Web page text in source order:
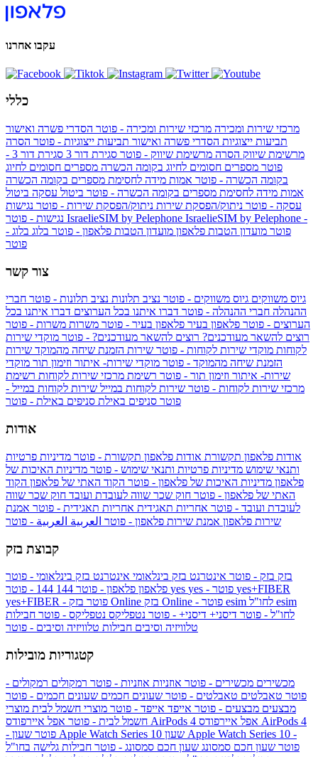
עקבו אחרנו
כללי
מרכזי שירות ומכירה מרכזי שירות ומכירה - פוטר הסדרי פשרה ואישור
תביעות ייצוגיות הסדרי פשרה ואישור תביעות ייצוגיות - פוטר הסרה
מרשימת שיווק הסרה מרשימת שיווק - פוטר סגירת דור 3
סגירת דור 3 -
פוטר מספרים חסומים לחיוג בקומה הכשרה מספרים חסומים לחיוג
בקומה הכשרה - פוטר אמות מידה לחסימת מספרים בקומה הכשרה
אמות מידה לחסימת מספרים בקומה הכשרה - פוטר ביטול עסקה ביטול
עסקה - פוטר ניתוק/הפסקת שירות ניתוק/הפסקת שירות - פוטר נגישות
IsraelieSIM by Pelephone IsraelieSIM by Pelephone -
פוטר מועדון הטבות פלאפון מועדון הטבות פלאפון - פוטר בלוג בלוג -
פוטר
צור קשר
גיוס משווקים גיוס משווקים - פוטר נציב תלונות נציב תלונות - פוטר חברי
ההנהלה חברי ההנהלה - פוטר דברו איתנו בכל הערוצים דברו איתנו בכל
הערוצים - פוטר פלאפון בעיר פלאפון בעיר - פוטר משרות משרות - פוטר
רוצים להשאר מעודכנים? רוצים להשאר מעודכנים? - פוטר מוקדי שירות
לקוחות מוקדי שירות לקוחות - פוטר שירות הזמנת שיחה מהמוקד שירות
הזמנת שיחה מהמוקד - פוטר מוקדי שירות- איתור וזימון תור מוקדי
שירות- איתור וזימון תור - פוטר רשימת מרכזי שירות לקוחות רשימת
מרכזי שירות לקוחות - פוטר שירות לקוחות במייל שירות לקוחות במייל -
פוטר סניפים באילת סניפים באילת - פוטר
אודות
אודות פלאפון תקשורת אודות פלאפון תקשורת - פוטר מדיניות פרטיות
ותנאי שימוש מדיניות פרטיות ותנאי שימוש - פוטר מדיניות האיכות של
פלאפון מדיניות האיכות של פלאפון - פוטר הקוד האתי של פלאפון הקוד
האתי של פלאפון - פוטר חוק שכר שווה לעובדת ועובד חוק שכר שווה
לעובדת ועובד - פוטר אחריות תאגידית אחריות תאגידית - פוטר אמנת
שירות פלאפון אמנת שירות פלאפון - פוטר العربية العربية - פוטר
קבוצת בזק
בזק בזק - פוטר אינטרנט בזק בינלאומי אינטרנט בזק בינלאומי - פוטר
פלאפון פלאפון - פוטר 144 yes
yes+FIBER
yes+FIBER - פוטר בזק Online
esim
לחו"ל - פוטר דיסני+ דיסני+ - פוטר נטפליקס נטפליקס - פוטר חבילות
טלוויזיה וסיבים חבילות טלוויזיה וסיבים - פוטר
קטגוריות מובילות
מכשירים מכשירים - פוטר אוזניות אוזניות - פוטר רמקולים רמקולים -
פוטר טאבלטים טאבלטים - פוטר שעונים חכמים שעונים חכמים - פוטר
מבצעים מבצעים - פוטר אייפד אייפד - פוטר מוצרי חשמל לבית מוצרי
חשמל לבית - פוטר אפל איירפודס AirPods 4 אפל איירפודס AirPods 4
- פוטר שעון Apple Watch Series 10 שעון Apple Watch Series 10 -
פוטר שעון חכם סמסונג שעון חכם סמסונג - פוטר חבילות גלישה בחו"ל